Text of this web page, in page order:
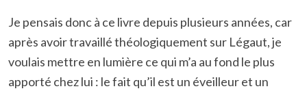
Je pensais donc à ce livre depuis plusieurs années, car
après avoir travaillé théologiquement sur Légaut, je
voulais mettre en lumière ce qui m’a au fond le plus
apporté chez lui : le fait qu’il est un éveilleur et un